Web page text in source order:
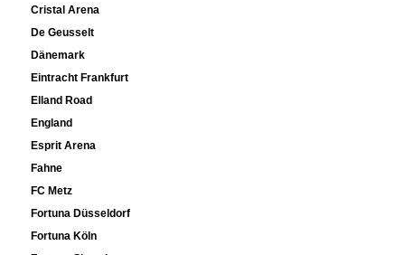
Cristal Arena
De Geusselt
Dänemark
Eintracht Frankfurt
Elland Road
England
Esprit Arena
Fahne
FC Metz
Fortuna Düsseldorf
Fortuna Köln